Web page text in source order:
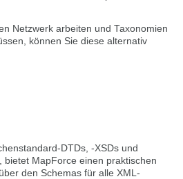
Netzwerk arbeiten und Taxonomien
können Sie diese alternativ
DTDs, -XSDs und
bietet MapForce einen praktischen
den Schemas für alle XML-